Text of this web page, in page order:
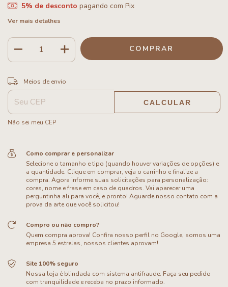
5% de desconto pagando com Pix
Ver mais detalhes
Entregas para o CEP:
Meios de envio
CALCULAR
Não sei meu CEP
Como comprar e personalizar
Selecione o tamanho e tipo (quando houver variações de opções) e
a quantidade. Clique em comprar, veja o carrinho e finalize a
compra. Agora informe suas solicitações para personalização:
cores, nome e frase em caso de quadros. Vai aparecer uma
perguntinha ali para você, e pronto! Aguarde nosso contato com a
prova da arte que você solicitou!
Compro ou não compro?
Quem compra aprova! Confira nosso perfil no Google, somos uma
empresa 5 estrelas, nossos clientes aprovam!
Site 100% seguro
Nossa loja é blindada com sistema antifraude. Faça seu pedido
com tranquilidade e receba no prazo informado.